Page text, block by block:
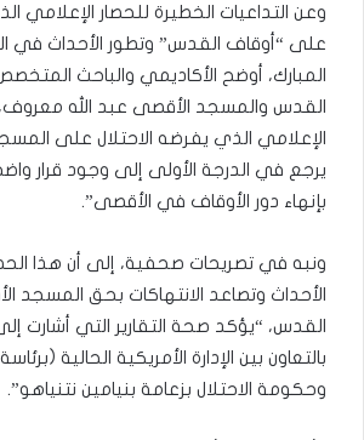
وعن التداعيات الخطيرة للحصار الإعلامي
على “أوقاف القدس” وتطور الأحداث في
المبارك، أوضح الأكاديمي والباحث
القدس والمسجد الأقصى عبد الله معروف،
الإعلامي الذي يفرضه الاحتلال على
يرجع في الدرجة الأولى إلى وجود قرار
بإنهاء دور الأوقاف في الأقصى”.
ونبه في تصريحات صحفية، إلى أن هذا
الأحداث وتصاعد الانتهاكات بحق المسجد
القدس، “يؤكد صحة التقارير التي أشارت
بالتعاون بين الإدارة الأمريكية الحالية
وحكومة الاحتلال بزعامة بنيامين نتنياهو”.